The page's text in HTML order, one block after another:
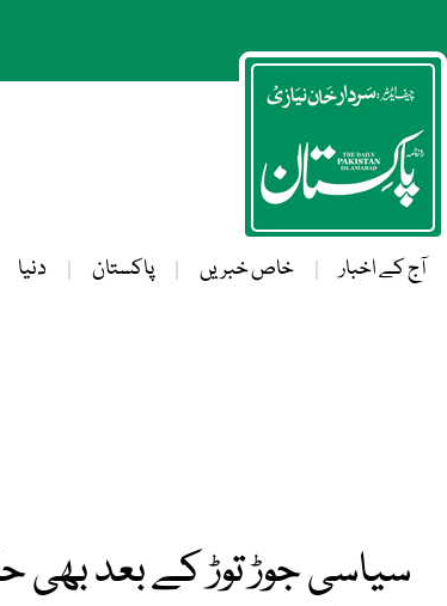
آج کے اخبار خاص خبریں پاکستان دنیا
سیاسی جوڑ توڑ کے بعد